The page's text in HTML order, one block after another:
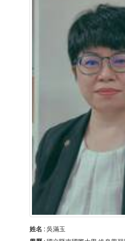
姓名 : 吳滿玉